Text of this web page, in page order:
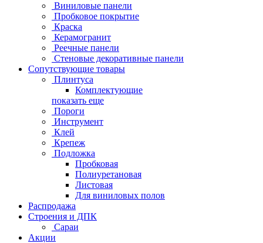
Виниловые панели
Пробковое покрытие
Краска
Керамогранит
Реечные панели
Стеновые декоративные панели
Сопутствующие товары
Плинтуса
Комплектующие
показать еще
Пороги
Инструмент
Клей
Крепеж
Подложка
Пробковая
Полиуретановая
Листовая
Для виниловых полов
Распродажа
Строения и ДПК
Сараи
Акции